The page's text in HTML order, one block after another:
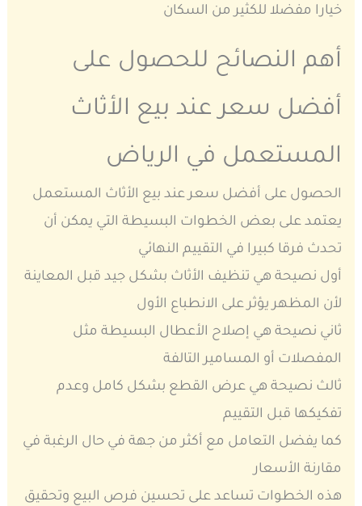
خيارا مفضلا للكثير من السكان
أهم النصائح للحصول على
أفضل سعر عند بيع الأثاث
المستعمل في الرياض
الحصول على أفضل سعر عند بيع الأثاث المستعمل
يعتمد على بعض الخطوات البسيطة التي يمكن أن
تحدث فرقا كبيرا في التقييم النهائي
أول نصيحة هي تنظيف الأثاث بشكل جيد قبل المعاينة
لأن المظهر يؤثر على الانطباع الأول
ثاني نصيحة هي إصلاح الأعطال البسيطة مثل
المفصلات أو المسامير التالفة
ثالث نصيحة هي عرض القطع بشكل كامل وعدم
تفكيكها قبل التقييم
كما يفضل التعامل مع أكثر من جهة في حال الرغبة في
مقارنة الأسعار
هذه الخطوات تساعد على تحسين فرص البيع وتحقيق